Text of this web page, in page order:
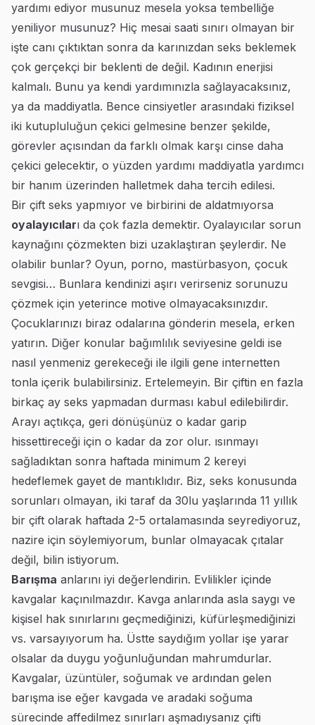
yardımı ediyor musunuz mesela yoksa tembelliğe
yeniliyor musunuz? Hiç mesai saati sınırı olmayan bir
işte canı çıktıktan sonra da karınızdan seks beklemek
çok gerçekçi bir beklenti de değil. Kadının enerjisi
kalmalı. Bunu ya kendi yardımınızla sağlayacaksınız,
ya da maddiyatla. Bence cinsiyetler arasındaki fiziksel
iki kutupluluğun çekici gelmesine benzer şekilde,
görevler açısından da farklı olmak karşı cinse daha
çekici gelecektir, o yüzden yardımı maddiyatla yardımcı
bir hanım üzerinden halletmek daha tercih edilesi.
Bir çift seks yapmıyor ve birbirini de aldatmıyorsa
oyalayıcıları da çok fazla demektir. Oyalayıcılar sorun
kaynağını çözmekten bizi uzaklaştıran şeylerdir. Ne
olabilir bunlar? Oyun, porno, mastürbasyon, çocuk
sevgisi… Bunlara kendinizi aşırı verirseniz sorunuzu
çözmek için yeterince motive olmayacaksınızdır.
Çocuklarınızı biraz odalarına gönderin mesela, erken
yatırın. Diğer konular bağımlılık seviyesine geldi ise
nasıl yenmeniz gerekeceği ile ilgili gene internetten
tonla içerik bulabilirsiniz. Ertelemeyin. Bir çiftin en fazla
birkaç ay seks yapmadan durması kabul edilebilirdir.
Arayı açtıkça, geri dönüşünüz o kadar garip
hissettireceği için o kadar da zor olur. ısınmayı
sağladıktan sonra haftada minimum 2 kereyi
hedeflemek gayet de mantıklıdır. Biz, seks konusunda
sorunları olmayan, iki taraf da 30lu yaşlarında 11 yıllık
bir çift olarak haftada 2-5 ortalamasında seyrediyoruz,
nazire için söylemiyorum, bunlar olmayacak çıtalar
değil, bilin istiyorum.
Barışma anlarını iyi değerlendirin. Evlilikler içinde
kavgalar kaçınılmazdır. Kavga anlarında asla saygı ve
kişisel hak sınırlarını geçmediğinizi, küfürleşmediğinizi
vs. varsayıyorum ha. Üstte saydığım yollar işe yarar
olsalar da duygu yoğunluğundan mahrumdurlar.
Kavgalar, üzüntüler, soğumak ve ardından gelen
barışma ise eğer kavgada ve aradaki soğuma
sürecinde affedilmez sınırları aşmadıysanız çifti